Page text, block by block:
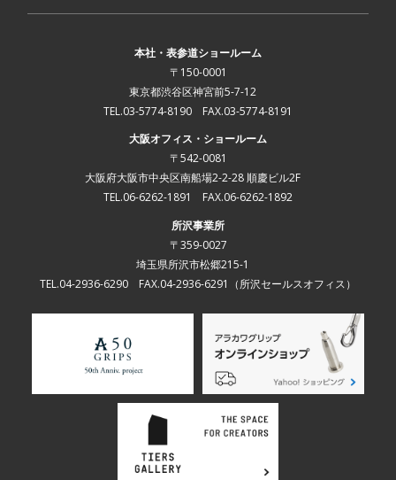
本社・表参道ショールーム
〒150-0001
東京都渋谷区神宮前5-7-12
TEL.03-5774-8190 FAX.03-5774-8191
大阪オフィス・ショールーム
〒542-0081
大阪府大阪市中央区南船場2-2-28 順慶ビル2F
TEL.06-6262-1891 FAX.06-6262-1892
所沢事業所
〒359-0027
埼玉県所沢市松郷215-1
TEL.04-2936-6290 FAX.04-2936-6291 （所沢セールスオフィス）